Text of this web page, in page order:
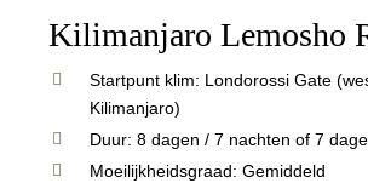
Kilimanjaro Lemosho
Startpunt klim: Londorossi Gate
Kilimanjaro)
Duur: 8 dagen / 7 nachten of 7
Moeilijkheidsgraad: Gemiddeld